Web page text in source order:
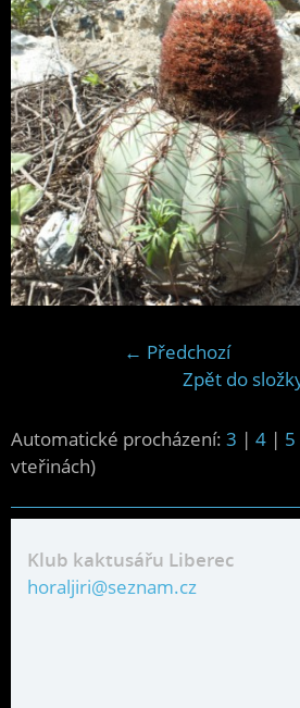
← Předchozí
Zpět do
Automatické procházení: 3 | 4 | 5
vteřinách)
Klub kaktusářu Liberec
horaljiri@seznam.cz